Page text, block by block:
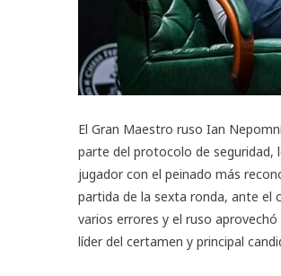
El Gran Maestro ruso Ian
parte del protocolo de seguridad,
jugador con el peinado más
partida de la sexta ronda, ante el
varios errores y el ruso
líder del certamen y principal